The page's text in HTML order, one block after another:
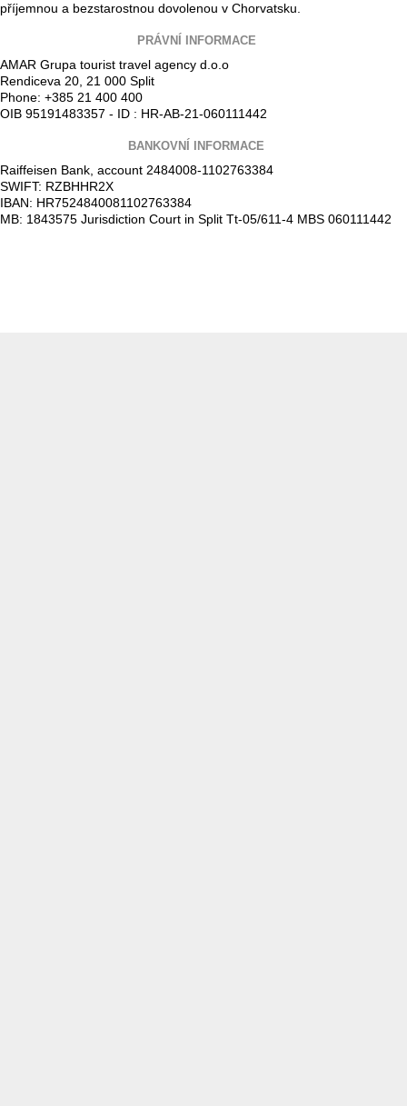
příjemnou a bezstarostnou dovolenou v Chorvatsku.
PRÁVNÍ INFORMACE
AMAR Grupa tourist travel agency d.o.o
Rendiceva 20, 21 000 Split
Phone: +385 21 400 400
OIB 95191483357 - ID : HR-AB-21-060111442
BANKOVNÍ INFORMACE
Raiffeisen Bank, account 2484008-1102763384
SWIFT: RZBHHR2X
IBAN: HR7524840081102763384
MB: 1843575 Jurisdiction Court in Split Tt-05/611-4 MBS 060111442